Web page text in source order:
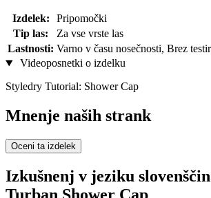
Izdelek:
Pripomočki
Tip las:
Za vse vrste las
Lastnosti: Varno v času nosečnosti, Brez
Videoposnetki o izdelku
Styledry Tutorial: Shower Cap
Mnenje naših strank
Oceni ta izdelek
Izkušnenj v jeziku